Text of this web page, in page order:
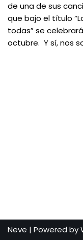
de una de sus
que bajo el título
todas” se
octubre. Y sí, nos
Neve | Powered by